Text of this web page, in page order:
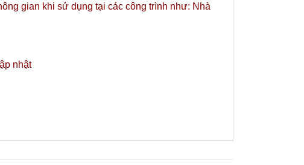
gian khi sử dụng tại các công trình như: Nhà
nhật